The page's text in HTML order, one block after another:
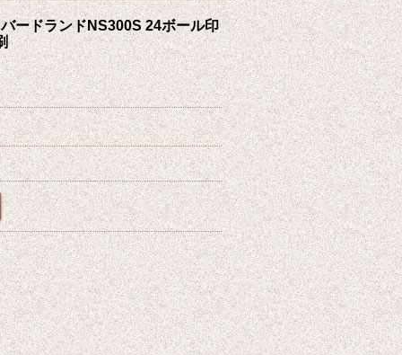
ードランドNS300S 24ボール印